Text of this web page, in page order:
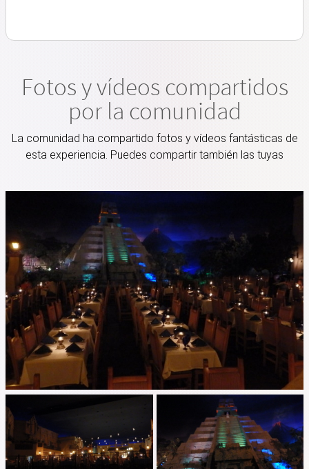
Fotos y vídeos compartidos
por la comunidad
La comunidad ha compartido fotos y vídeos fantásticas de
esta experiencia. Puedes compartir también las tuyas